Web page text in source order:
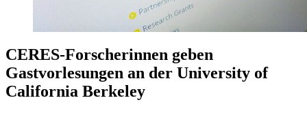
CERES-Forscherinnen geben
Gastvorlesungen an der University of
California Berkeley